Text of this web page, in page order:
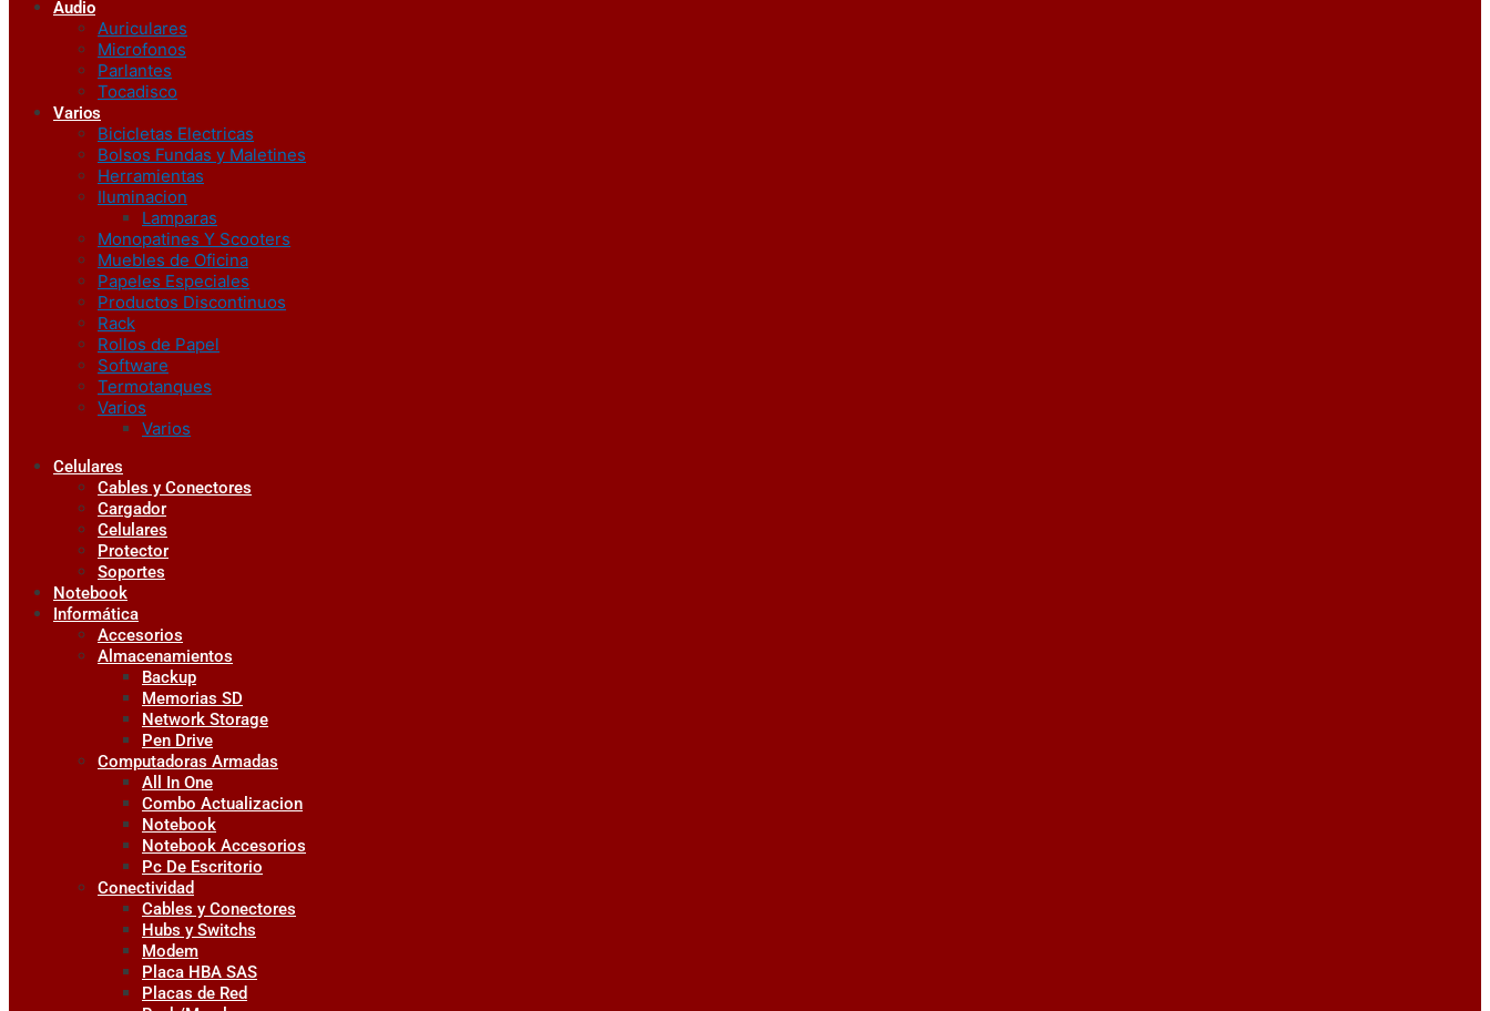
Audio
Auriculares
Microfonos
Parlantes
Tocadisco
Varios
Bicicletas Electricas
Bolsos Fundas y Maletines
Herramientas
Iluminacion
Lamparas
Monopatines Y Scooters
Muebles de Oficina
Papeles Especiales
Productos Discontinuos
Rack
Rollos de Papel
Software
Termotanques
Varios
Varios
Celulares
Cables y Conectores
Cargador
Celulares
Protector
Soportes
Notebook
Informática
Accesorios
Almacenamientos
Backup
Memorias SD
Network Storage
Pen Drive
Computadoras Armadas
All In One
Combo Actualizacion
Notebook
Notebook Accesorios
Pc De Escritorio
Conectividad
Cables y Conectores
Hubs y Switchs
Modem
Placa HBA SAS
Placas de Red